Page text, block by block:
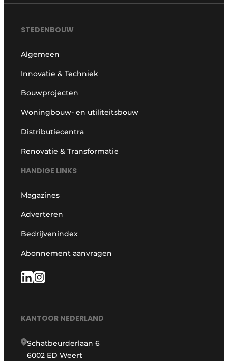
STEDENBOUW
Algemeen
Innovatie & Techniek
Bouwprojecten
Woningbouw- en utiliteitsbouw
Distributiecentra
Renovatie & Transformatie
HANDIGE LINKS
Magazines
Adverteren
Bedrijvenindex
Abonnement aanvragen
KANTOOR NEDERLAND
Schatbeurderlaan 6
6002 ED Weert